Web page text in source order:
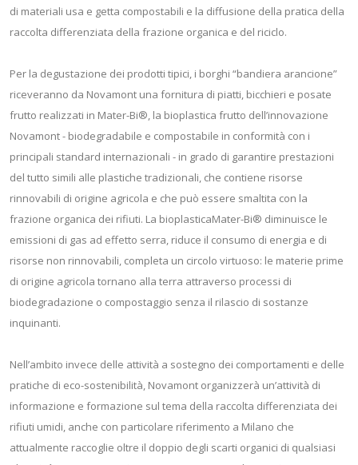
di materiali usa e getta compostabili e la diffusione della pratica della
raccolta differenziata della frazione organica e del riciclo.
Per la degustazione dei prodotti tipici, i borghi “bandiera arancione”
riceveranno da Novamont una fornitura di piatti, bicchieri e posate
frutto realizzati in Mater-Bi®, la bioplastica frutto dell’innovazione
Novamont - biodegradabile e compostabile in conformità con i
principali standard internazionali - in grado di garantire prestazioni
del tutto simili alle plastiche tradizionali, che contiene risorse
rinnovabili di origine agricola e che può essere smaltita con la
frazione organica dei rifiuti. La bioplasticaMater-Bi® diminuisce le
emissioni di gas ad effetto serra, riduce il consumo di energia e di
risorse non rinnovabili, completa un circolo virtuoso: le materie prime
di origine agricola tornano alla terra attraverso processi di
biodegradazione o compostaggio senza il rilascio di sostanze
inquinanti.
Nell’ambito invece delle attività a sostegno dei comportamenti e delle
pratiche di eco-sostenibilità, Novamont organizzerà un’attività di
informazione e formazione sul tema della raccolta differenziata dei
rifiuti umidi, anche con particolare riferimento a Milano che
attualmente raccoglie oltre il doppio degli scarti organici di qualsiasi